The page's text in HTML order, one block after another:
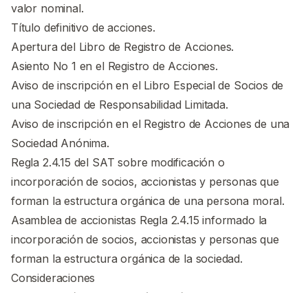
valor nominal.
Título definitivo de acciones.
Apertura del Libro de Registro de Acciones.
Asiento No 1 en el Registro de Acciones.
Aviso de inscripción en el Libro Especial de Socios de
una Sociedad de Responsabilidad Limitada.
Aviso de inscripción en el Registro de Acciones de una
Sociedad Anónima.
Regla 2.4.15 del SAT sobre modificación o
incorporación de socios, accionistas y personas que
forman la estructura orgánica de una persona moral.
Asamblea de accionistas Regla 2.4.15 informado la
incorporación de socios, accionistas y personas que
forman la estructura orgánica de la sociedad.
Consideraciones